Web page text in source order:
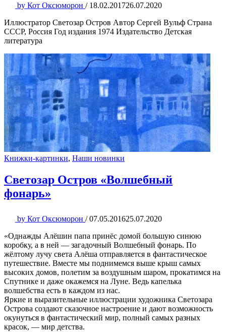
by Кот Оксюморон / 18.02.201726.07.2020
Иллюстратор Светозар Остров Автор Сергей Вульф Страна
СССР, Россия Год издания 1974 Издательство Детская
литература
Книжки-картинки, Наши новинки
Светозар Остров «Волшебный
фонарь»
by Кот Оксюморон / 07.05.201625.07.2020
«Однажды Алёшин папа принёс домой большую синюю
коробку, а в ней — загадочный Волшебный фонарь. По
жёлтому лучу света Алёша отправляется в фантастическое
путешествие. Вместе мы поднимемся выше крыш самых
высоких домов, полетим за воздушным шаром, прокатимся на
Спутнике и даже окажемся на Луне. Ведь капелька
волшебства есть в каждом из нас.
Яркие и выразительные иллюстрации художника Светозара
Острова создают сказочное настроение и дают возможность
окунуться в фантастический мир, полный самых разных
красок, — мир детства.